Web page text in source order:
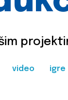
video igre